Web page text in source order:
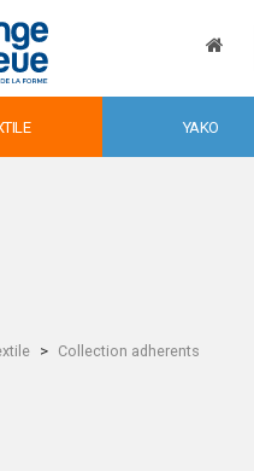
YAKO
Collection adherents